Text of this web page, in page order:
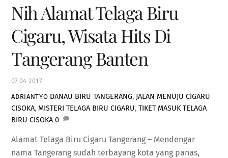
07 04 2017
Nih Alamat Telaga Biru
Cigaru, Wisata Hits Di
Tangerang Banten
ADRIANTYO DANAU BIRU TANGERANG, JALAN MENUJU CIGARU
CISOKA, MISTERI TELAGA BIRU CIGARU,TIKET MASUK TELAGA
BIRU CISOKA 0
Alamat Telaga Biru Cigaru Tangerang – Mendengar
nama Tangerang sudah terbayang kota yang panas,